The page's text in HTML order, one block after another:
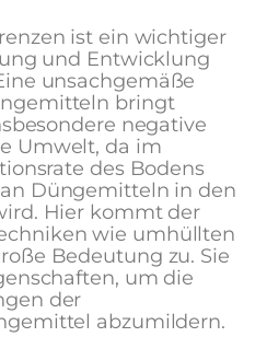
ist ein wichtiger
und Entwicklung
unsachgemäße
bringt
negative
Umwelt, da im
des Bodens
Düngemitteln in den
Hier kommt der
wie umhüllten
Bedeutung zu. Sie
um die
der
abzumildern.